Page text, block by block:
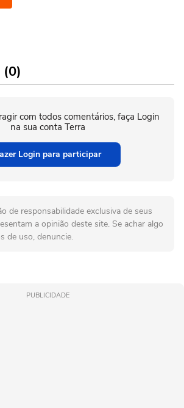
com todos comentários, faça Login
na sua conta Terra
Login para participar
de responsabilidade exclusiva de seus
a opinião deste site. Se achar algo
de uso, denuncie.
PUBLICIDADE